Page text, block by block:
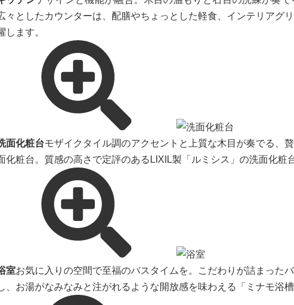
々としたカウンターは、配膳やちょっとした軽食、インテリアグ
します。
面化粧台モザイクタイル調のアクセントと上質な木目が奏でる、
化粧台。質感の高さで定評のあるLIXIL製「ルミシス」の洗面化粧
室お気に入りの空間で至福のバスタイムを。こだわりが詰まった
、お湯がなみなみと注がれるような開放感を味わえる「ミナモ浴槽